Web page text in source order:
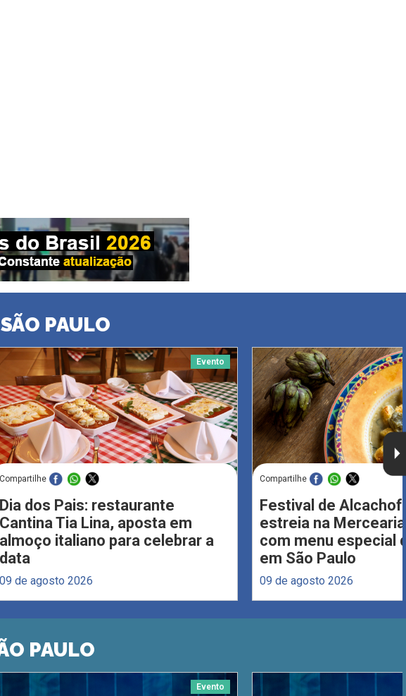
PAULO
Evento
Compartilhe
Dia dos Pais: restaurante
Cantina Tia Lina, aposta em
almoço italiano para celebrar a
data
09 de agosto 2026
Compartilhe
Festival de
estreia na
com menu especial
em São Paulo
09 de agosto 2026
PAULO
Evento